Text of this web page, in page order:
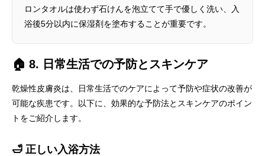
ロンタオルは使わず石けんを泡立てて手で優しく洗い、入
浴後5分以内に保湿剤を塗布することが重要です。
🏠 8. 日常生活での予防とスキンケア
乾燥性皮膚炎は、日常生活でのケアによって予防や症状の改善が
可能な疾患です。以下に、効果的な予防法とスキンケアのポイン
トをご紹介します。
🛁 正しい入浴方法